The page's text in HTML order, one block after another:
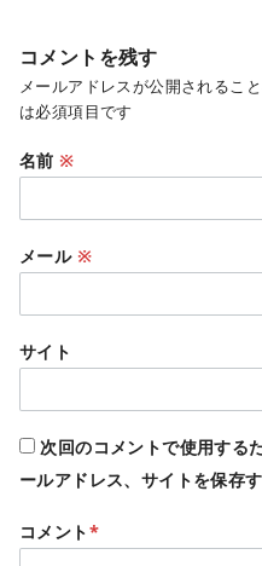
コメントを残す
メールアドレスが公開されること
は必須項目です
名前※
メール ※
サイト
次回のコメントで使用する
ールアドレス、サイトを保存す
コメント*